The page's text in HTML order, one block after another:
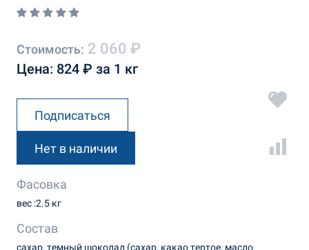
Стоимость: 2 060 ₽
Цена: 824 ₽ за 1 кг
Подписаться
Нет в наличии
Фасовка
вес :2.5 кг
Состав
сахар, темный шоколад (сахар, какао тертое, масло